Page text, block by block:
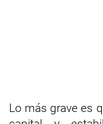
Lo más grave es